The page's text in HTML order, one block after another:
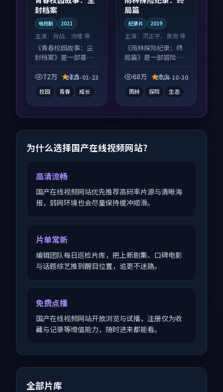
封档案
电视剧 2021
主演： 肖战、汤唯 等
《青春校园故事：尘
封档案》是一部喜剧
叙事并行，细节值得
72万 7.5
2025-01-23
校园 青春 成长
局篇
纪录片 2019
主演： 河正宇、黄渤 等
《雨林探险纪录：终
局篇》是一部冒险向
论度高，适合配弹幕
68万 9.1
2024-10-30
雨林 探险 生态
为什么选择国产在线视频网站？
高清流畅
国产在线视频网站优先推荐高码率片源与清晰海
报，弱网环境也会尽量保持缓冲顺滑。
片单常新
编辑团队每日巡检片库，把上新剧集、口碑电影
与话题综艺推到醒目位置，追更不迷路。
免费点播
国产在线视频网站开放浏览与试播，注册仅为收
藏与记录等增值能力，随时进来都能看。
全部片库